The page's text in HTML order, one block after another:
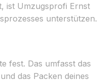
ist Umzugsprofi Ernst
unterstützen.
fest. Das umfasst das
das Packen deines